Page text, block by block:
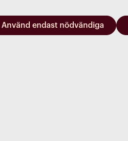
Använd endast nödvändiga